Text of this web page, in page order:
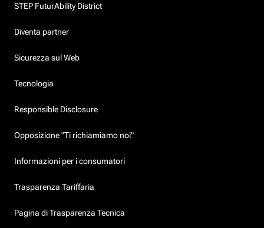
STEP FuturAbility District
Diventa partner
Sicurezza sul Web
Tecnologia
Responsible Disclosure
Opposizione "Ti richiamiamo noi"
Informazioni per i consumatori
Trasparenza Tariffaria
Pagina di Trasparenza Tecnica